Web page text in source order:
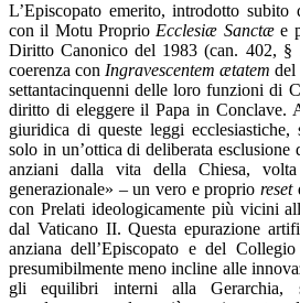
L’Episcopato emerito, introdotto
con il Motu Proprio Ecclesiæ Sanctæe
Diritto Canonico del 1983 (can. 402, §
coerenza con Ingravescentem ætatem del
settantacinquenni delle loro funzioni di
diritto di eleggere il Papa in Conclave.
giuridica di queste leggi ecclesiastiche,
solo in un’ottica di deliberata
anziani dalla vita della Chiesa,
generazionale» – un vero e proprioreset
con Prelati ideologicamente più vicini
dal Vaticano II. Questa epurazione
anziana dell’Episcopato e del
presumibilmente meno incline alle
gli equilibri interni alla Gerarchia,